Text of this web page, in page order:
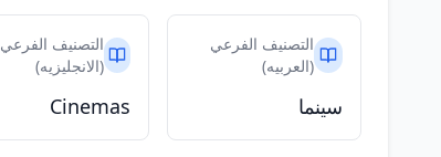
التصنيف الفرعي
(العربيه)
سينما
التصنيف الفرعي
(الانجليزيه)
Cinemas